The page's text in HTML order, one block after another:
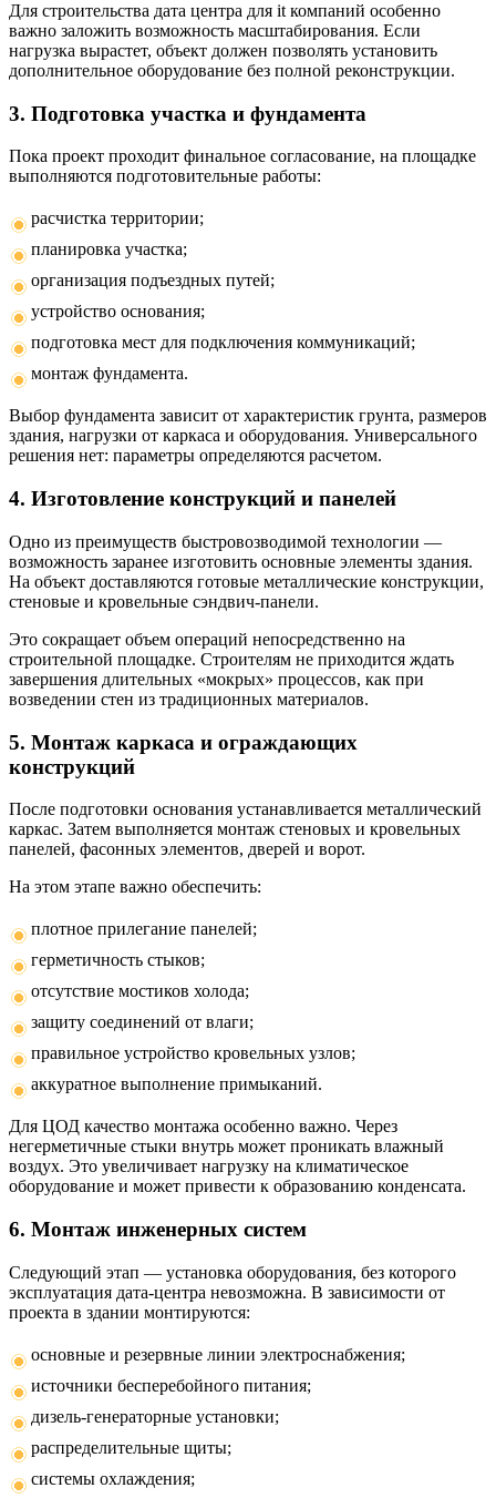
Для строительства дата центра для it компаний особенно
важно заложить возможность масштабирования. Если
нагрузка вырастет, объект должен позволять установить
дополнительное оборудование без полной реконструкции.
3. Подготовка участка и фундамента
Пока проект проходит финальное согласование, на площадке
выполняются подготовительные работы:
расчистка территории;
планировка участка;
организация подъездных путей;
устройство основания;
подготовка мест для подключения коммуникаций;
монтаж фундамента.
Выбор фундамента зависит от характеристик грунта, размеров
здания, нагрузки от каркаса и оборудования. Универсального
решения нет: параметры определяются расчетом.
4. Изготовление конструкций и панелей
Одно из преимуществ быстровозводимой технологии —
возможность заранее изготовить основные элементы здания.
На объект доставляются готовые металлические конструкции,
стеновые и кровельные сэндвич-панели.
Это сокращает объем операций непосредственно на
строительной площадке. Строителям не приходится ждать
завершения длительных «мокрых» процессов, как при
возведении стен из традиционных материалов.
5. Монтаж каркаса и ограждающих
конструкций
После подготовки основания устанавливается металлический
каркас. Затем выполняется монтаж стеновых и кровельных
панелей, фасонных элементов, дверей и ворот.
На этом этапе важно обеспечить:
плотное прилегание панелей;
герметичность стыков;
отсутствие мостиков холода;
защиту соединений от влаги;
правильное устройство кровельных узлов;
аккуратное выполнение примыканий.
Для ЦОД качество монтажа особенно важно. Через
негерметичные стыки внутрь может проникать влажный
воздух. Это увеличивает нагрузку на климатическое
оборудование и может привести к образованию конденсата.
6. Монтаж инженерных систем
Следующий этап — установка оборудования, без которого
эксплуатация дата-центра невозможна. В зависимости от
проекта в здании монтируются:
основные и резервные линии электроснабжения;
источники бесперебойного питания;
дизель-генераторные установки;
распределительные щиты;
системы охлаждения;